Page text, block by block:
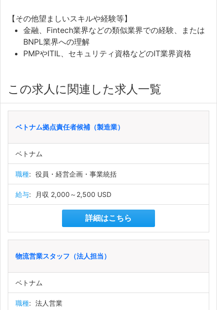
【その他望ましいスキルや経験等】
金融、Fintech業界などの類似業界での経験、または
BNPL業界への理解
PMPやITIL、セキュリティ資格などのIT業界資格
この求人に関連した求人一覧
ベトナム拠点責任者候補（製造業）
ベトナム
職種: 役員・経営企画・事業統括
給与: 月収 2,000～2,500 USD
詳細はこちら
物流営業スタッフ（法人担当）
ベトナム
職種: 法人営業